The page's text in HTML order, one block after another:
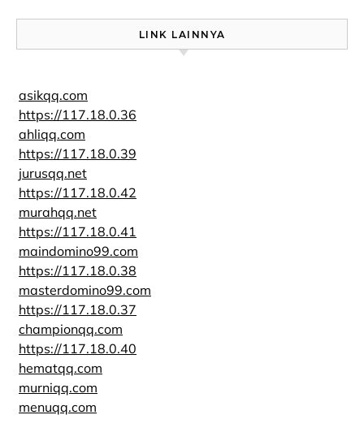
LINK LAINNYA
asikqq.com
https://117.18.0.36
ahliqq.com
https://117.18.0.39
jurusqq.net
https://117.18.0.42
murahqq.net
https://117.18.0.41
maindomino99.com
https://117.18.0.38
masterdomino99.com
https://117.18.0.37
championqq.com
https://117.18.0.40
hematqq.com
murniqq.com
menuqq.com